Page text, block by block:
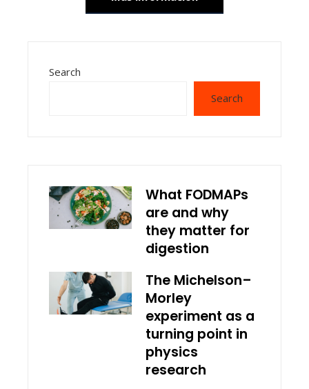
Search
Search
What FODMAPs
are and why
they matter for
digestion
The Michelson–
Morley
experiment as a
turning point in
physics
research